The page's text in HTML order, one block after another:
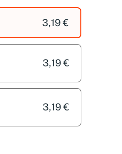
3,19 €
3,19 €
3,19 €